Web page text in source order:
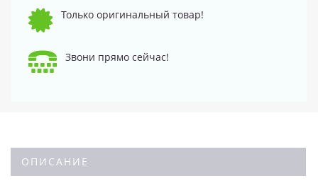
Только оригинальный товар!
Звони прямо сейчас!
ОПИСАНИЕ